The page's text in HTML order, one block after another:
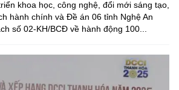
khoa học, công nghệ, đổi mới sáng tạo,
hành chính và Đề án 06 tỉnh Nghệ An
số 02-KH/BCĐ về hành động 100...